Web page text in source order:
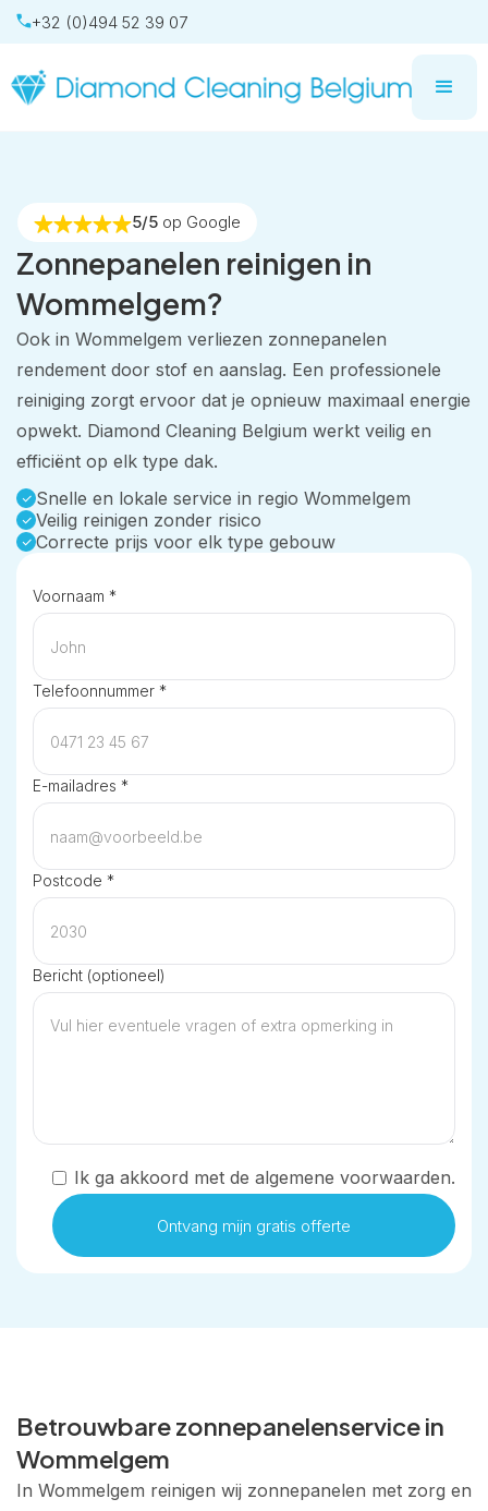
+32 (0)494 52 39 07
5/5 op Google
Zonnepanelen reinigen in
Wommelgem?
Ook in Wommelgem verliezen zonnepanelen
rendement door stof en aanslag. Een professionele
reiniging zorgt ervoor dat je opnieuw maximaal energie
opwekt. Diamond Cleaning Belgium werkt veilig en
efficiënt op elk type dak.
Snelle en lokale service in regio Wommelgem
Veilig reinigen zonder risico
Correcte prijs voor elk type gebouw
Voornaam *
Telefoonnummer *
E-mailadres *
Postcode *
Bericht (optioneel)
Ik ga akkoord met de algemene voorwaarden.
Betrouwbare zonnepanelenservice in
Wommelgem
In Wommelgem reinigen wij zonnepanelen met zorg en